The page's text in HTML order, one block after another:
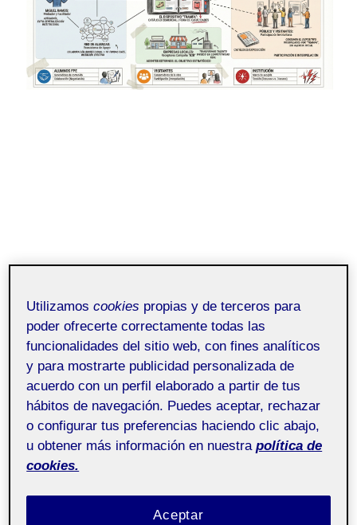
Utilizamoscookies propias y de terceros para
poder ofrecerte correctamente todas las
funcionalidades del sitio web, con fines analíticos
y para mostrarte publicidad personalizada de
acuerdo con un perfil elaborado a partir de tus
hábitos de navegación. Puedes aceptar, rechazar
o configurar tus preferencias haciendo clic abajo,
u obtener más información en nuestra política de
cookies.
Aceptar